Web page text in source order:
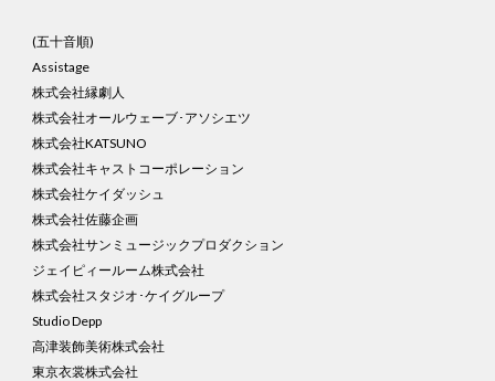
(五十音順)
Assistage
株式会社縁劇人
株式会社オールウェーブ･アソシエツ
株式会社KATSUNO
株式会社キャストコーポレーション
株式会社ケイダッシュ
株式会社佐藤企画
株式会社サンミュージックプロダクション
ジェイピィールーム株式会社
株式会社スタジオ･ケイグループ
Studio Depp
高津装飾美術株式会社
東京衣裳株式会社